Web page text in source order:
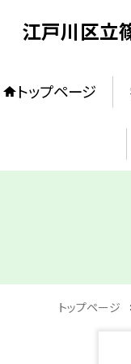
江戸川区立
トップページ
トップページ